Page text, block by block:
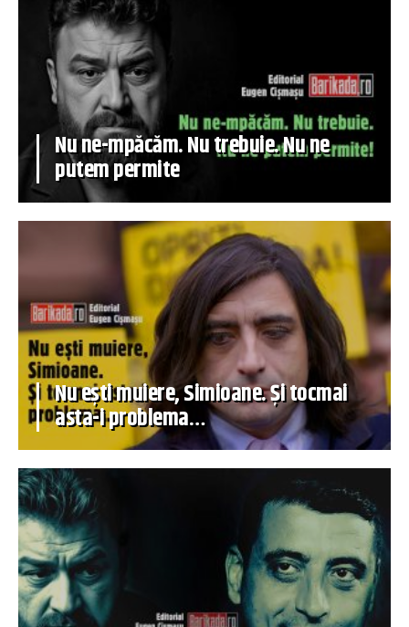
Nu ne-mpăcăm. Nu trebuie. Nu ne
putem permite
Nu ești muiere, Simioane. Și tocmai
asta-i problema…